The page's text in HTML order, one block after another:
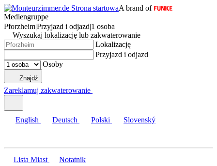
A brand of
Mediengruppe
Pforzheim|Przyjazd i odjazd|1 osoba
Wyszukaj lokalizację lub zakwaterowanie
Lokalizację
Przyjazd i odjazd
Osoby
Znajdź
Zareklamuj zakwaterowanie
English Deutsch Polski Slovenský
Lista Miast Notatnik